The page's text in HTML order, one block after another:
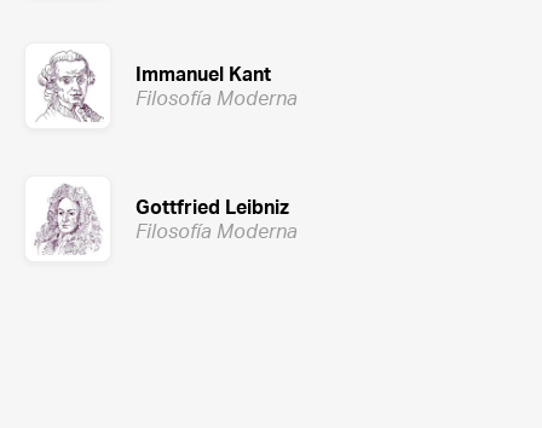
Immanuel Kant
Filosofía Moderna
Gottfried Leibniz
Filosofía Moderna